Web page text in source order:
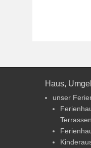
Haus,
unser